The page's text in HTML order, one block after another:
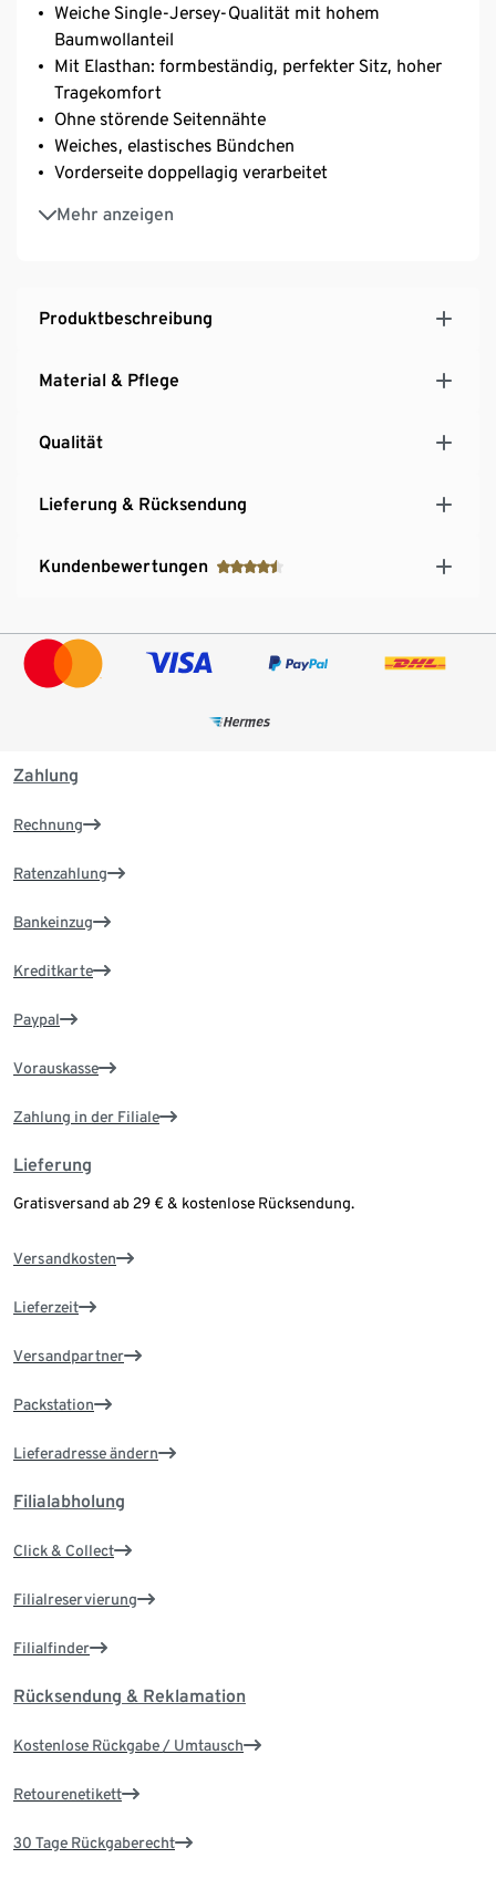
Weiche Single-Jersey-Qualität mit hohem
Baumwollanteil
Mit Elasthan: formbeständig, perfekter Sitz, hoher
Tragekomfort
Ohne störende Seitennähte
Weiches, elastisches Bündchen
Vorderseite doppellagig verarbeitet
Mehr anzeigen
Waschbar bei 60 °C
Produktbeschreibung
Material & Pflege
Qualität
Lieferung & Rücksendung
Kundenbewertungen
Zahlung
Rechnung
Ratenzahlung
Bankeinzug
Kreditkarte
Paypal
Vorauskasse
Zahlung in der Filiale
Lieferung
Gratisversand ab 29 € & kostenlose Rücksendung.
Versandkosten
Lieferzeit
Versandpartner
Packstation
Lieferadresse ändern
Filialabholung
Click & Collect
Filialreservierung
Filialfinder
Rücksendung & Reklamation
Kostenlose Rückgabe / Umtausch
Retourenetikett
30 Tage Rückgaberecht